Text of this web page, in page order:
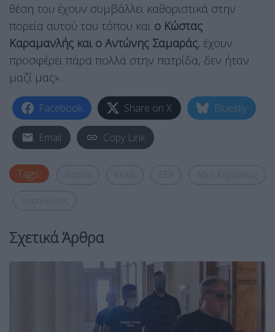
θέση του έχουν συμβάλλει καθοριστικά στην
πορεία αυτού του τόπου και ο Κώστας
Καραμανλής και ο Αντώνης Σαμαράς, έχουν
προσφέρει πάρα πολλά στην πατρίδα, δεν ήταν
μαζί μας».
Facebook Share on X Bluesky
Email Copy Link
Tags:
Σχετικά Άρθρα